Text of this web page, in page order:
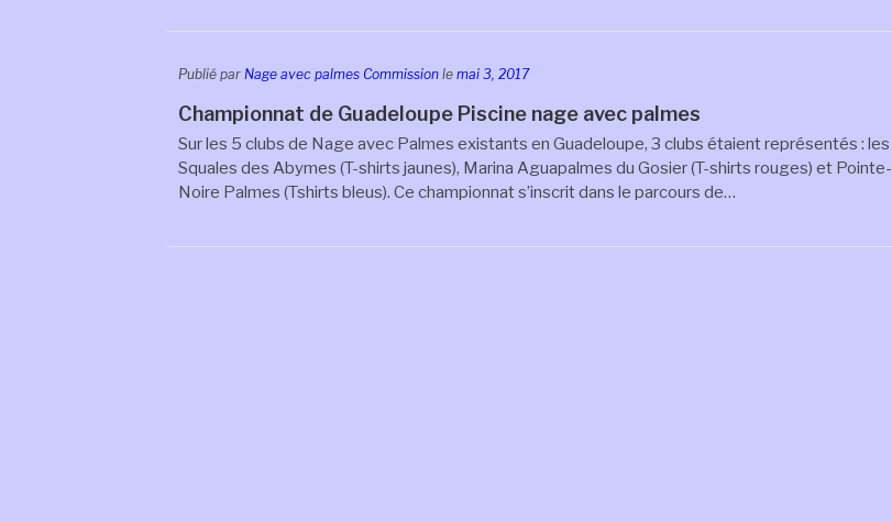
Publié par Nage avec palmes Commission le mai 3, 2017
Championnat de Guadeloupe Piscine nage avec palmes
Sur les 5 clubs de Nage avec Palmes existants en Guadeloupe, 3 clubs étaient représentés : les
Squales des Abymes (T-shirts jaunes), Marina Aguapalmes du Gosier (T-shirts rouges) et Pointe-
Noire Palmes (Tshirts bleus). Ce championnat s’inscrit dans le parcours de…